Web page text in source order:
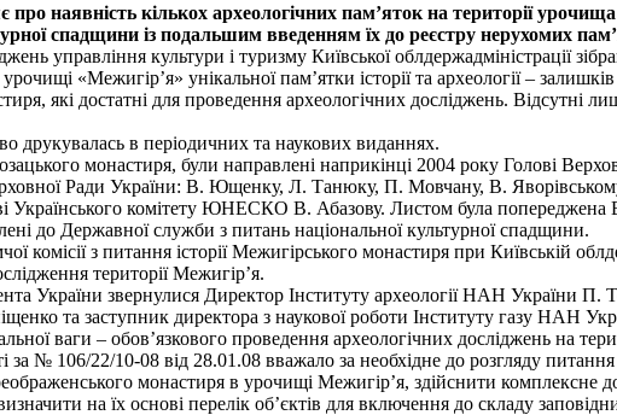
наявність кількох археологічних пам’яток на території
спадщини із подальшим введенням їх до реєстру нерухомих
управління культури і туризму Київської облдержадміністрації
«Межигір’я» унікальної пам’ятки історії та археології –
які достатні для проведення археологічних досліджень. Відсутні
друкувалась в періодичних та наукових виданнях.
монастиря, були направлені наприкінці 2004 року Голові
Ради України: В. Ющенку, Л. Танюку, П. Мовчану, В.
Українського комітету ЮНЕСКО В. Абазову. Листом була попереджена
до Державної служби з питань національної культурної спадщини.
комісії з питання історії Межигірського монастиря при Київській
території Межигір’я.
України звернулися Директор Інституту археології НАН України П.
та заступник директора з наукової роботи Інституту газу НАН
ваги – обов’язкового проведення археологічних досліджень на
за № 106/22/10-08 від 28.01.08 вважало за необхідне до розгляду
монастиря в урочищі Межигір’я, здійснити комплексне
на їх основі перелік об’єктів для включення до складу